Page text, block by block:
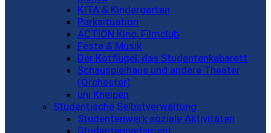
KITA & Kindergarten
Parksituation
ACTION Kino, Filmclub
Feste & Musik
Der Kotflügel, das Studentenkabarett
Schauspielhaus und andere Theater
(Orchester)
uni Kneipen
Studentische Selbstverwaltung
Studentenwerk soziale Aktivitäten
Studentenparlament